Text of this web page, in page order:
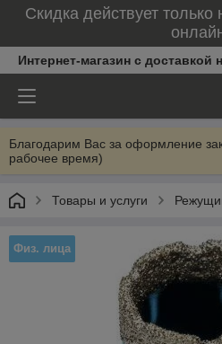
Скидка действует только
Интернет-магазин с доставкой
Благодарим Вас за оформление
рабочее время)
Товары и услуги
Физ. лица